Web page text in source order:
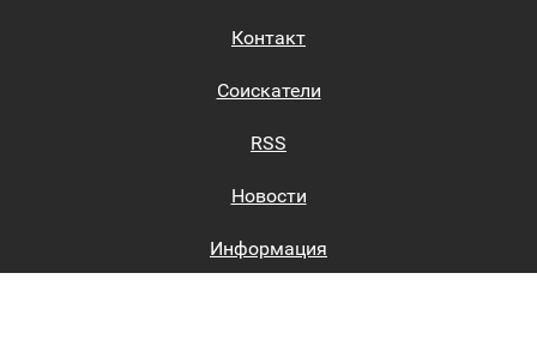
Контакт
Соискатели
RSS
Новости
Информация